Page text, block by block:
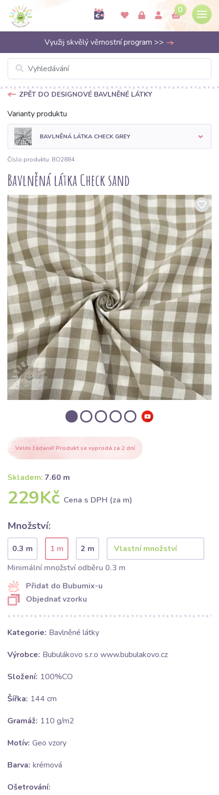
0
Využij skvělý věrnostní program >>
ZPĚT DO DESIGNOVÉ BAVLNĚNÉ LÁTKY
Varianty produktu
BAVLNĚNÁ LÁTKA CHECK GREY
Číslo produktu: BO2884
Bavlněná látka Check sand
Velmi žádané! Produkt se vyprodá za 2 dní
Skladem: 7.60 m
229Kč Cena s DPH (za m)
Množství:
0.3 m 1 m
2 m
Minimální množství odběru 0.3 m
Přidat do Bubumix-u
Objednať vzorku
Kategorie: Bavlněné látky
Výrobce: Bubulákovo s.r.o www.bubulakovo.cz
Složení: 100%CO
Šířka: 144 cm
Gramáž: 110 g/m2
Motív: Geo vzory
Barva: krémová
Ošetrování: